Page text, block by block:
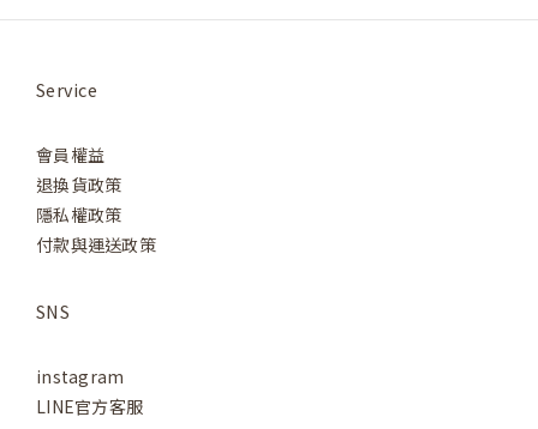
Service
會員權益
退換貨政策
隱私權政策
付款與運送政策
SNS
instagram
LINE官方客服